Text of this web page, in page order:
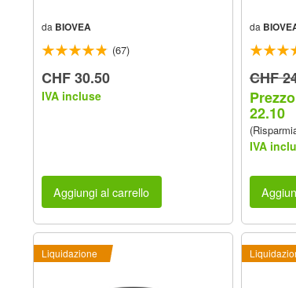
da BIOVEA
(67)
CHF 30.50
IVA incluse
Aggiungi al carrello
da
CHF
22.10
IVA
Liquidazione